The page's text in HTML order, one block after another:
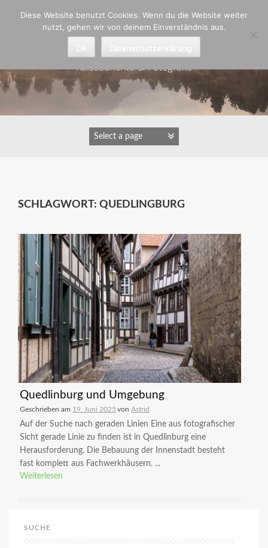
Astrid Padberg
Reiseberichte & Fotografie
SCHLAGWORT: QUEDLINGBURG
Quedlinburg und Umgebung
Geschrieben am 19. Juni 2025 von Astrid
Auf der Suche nach geraden Linien Eine aus fotografischer
Sicht gerade Linie zu finden ist in Quedlinburg eine
Herausforderung. Die Bebauung der Innenstadt besteht
fast komplett aus Fachwerkhäusern. ...
Weiterlesen
SUCHE
Diese Website benutzt Cookies. Wenn du die Website weiter
nutzt, gehen wir von deinem Einverständnis aus.